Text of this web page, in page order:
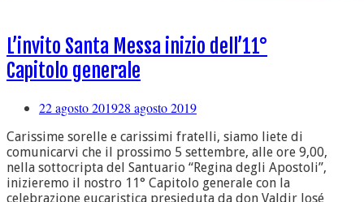
L’invito Santa Messa inizio dell’11°
Capitolo generale
22 agosto 201928 agosto 2019
Carissime sorelle e carissimi fratelli, siamo liete di
comunicarvi che il prossimo 5 settembre, alle ore 9,00,
nella sottocripta del Santuario “Regina degli Apostoli”,
inizieremo il nostro 11° Capitolo generale con la
celebrazione eucaristica presieduta da don Valdir José